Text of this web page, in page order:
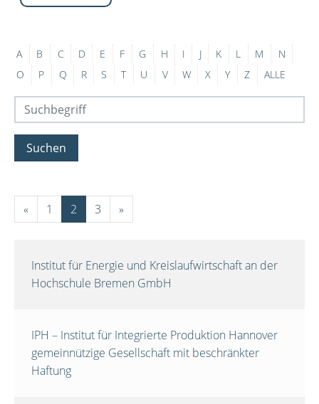
A B C D E F G H I J K L M
N
O
P Q R S T U V W X Y Z ALLE
Suchen
« 1 2 3 »
Institut für Energie und Kreislaufwirtschaft an der
Hochschule Bremen GmbH
IPH – Institut für Integrierte Produktion Hannover
gemeinnützige Gesellschaft mit beschränkter
Haftung